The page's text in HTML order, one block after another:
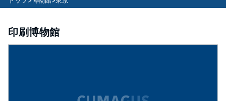
印刷博物館